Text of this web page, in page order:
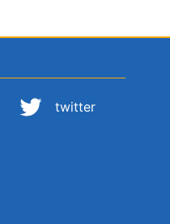
twitter